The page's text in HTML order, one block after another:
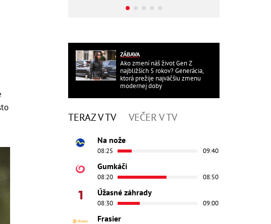
ZÁBAVA
Ako zmení náš život Gen Z
najbližších 5 rokov? Generácia,
ktorá prežije najväčšiu zmenu
modernej doby
TERAZ V TV VEČER V TV
Na nože
08:25 09:40
Gumkáči
08:20 08:50
Úžasné záhrady
08:30 09:00
Frasier